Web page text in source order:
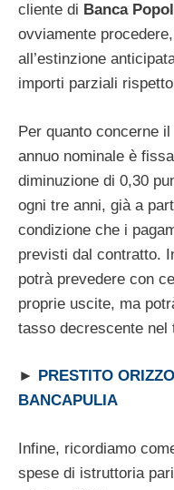
cliente di Banca
ovviamente
all’estinzione
importi parziali
Per quanto concerne il
annuo nominale è
diminuzione di 0,30
ogni tre anni, già a
condizione che i
previsti dal contratto.
potrà prevedere con
proprie uscite, ma
tasso decrescente nel
►
PRESTITO
BANCAPULIA
Infine, ricordiamo
spese di istruttoria